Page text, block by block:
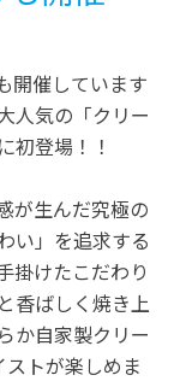
開催しています
人気の「クリー
初登場！！
が生んだ究極の
い」を追求する
掛けたこだわり
香ばしく焼き上
か自家製クリー
トが楽しめま